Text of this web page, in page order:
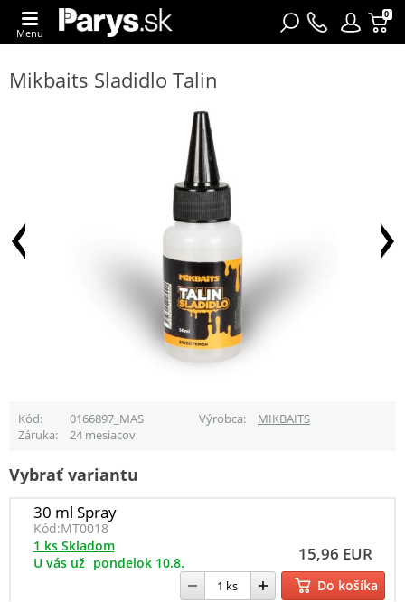
0
Menu
Mikbaits Sladidlo Talin
Kód 0166897_MAS Výrobca
MIKBAITS
Záruka
24 mesiacov
Vybrať variantu
30 ml Spray
Kód:MT0018
15,96 EUR
1 ks Skladom
U vás už pondelok 10.8.
Do košíka